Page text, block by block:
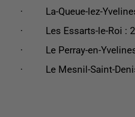
· La-Queue-lez-Yvelines
· Les Essarts-le-Roi :
· Le Perray-en-Yvelines
· Le Mesnil-Saint-Denis